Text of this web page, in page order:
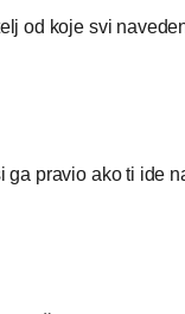
od koje svi
pravio ako ti ide